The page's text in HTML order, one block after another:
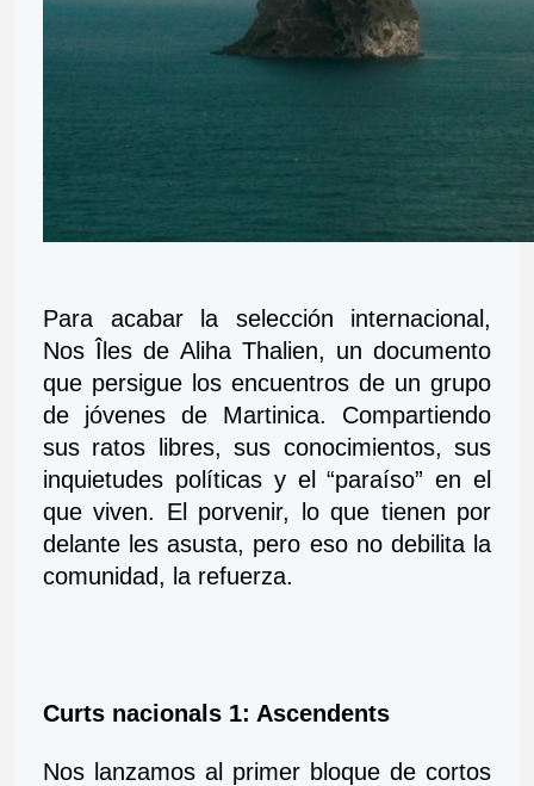
Para acabar la selección internacional,
Nos Îles de Aliha Thalien, un documento
que persigue los encuentros de un grupo
de jóvenes de Martinica. Compartiendo
sus ratos libres, sus conocimientos, sus
inquietudes políticas y el “paraíso” en el
que viven. El porvenir, lo que tienen por
delante les asusta, pero eso no debilita la
comunidad, la refuerza.
Curts nacionals 1: Ascendents
Nos lanzamos al primer bloque de cortos